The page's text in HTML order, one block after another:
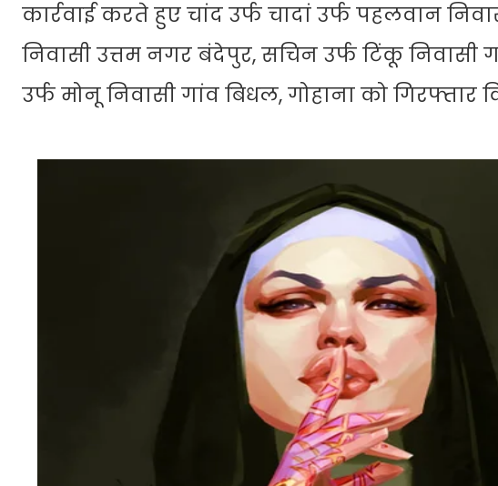
कार्रवाई करते हुए चांद उर्फ चादां उर्फ पहलवान
निवासी उत्तम नगर बंदेपुर, सचिन उर्फ टिंकू
उर्फ मोनू निवासी गांव बिधल, गोहाना को गिरफ्तार